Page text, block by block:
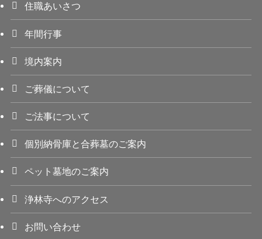
住職あいさつ
年間行事
境内案内
ご葬儀について
ご法事について
個別納骨庫と合葬墓のご案内
ペット墓地のご案内
浄林寺へのアクセス
お問い合わせ